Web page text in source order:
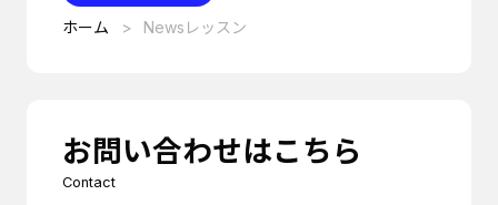
ホーム Newsレッスン
お問い合わせはこちら
Contact